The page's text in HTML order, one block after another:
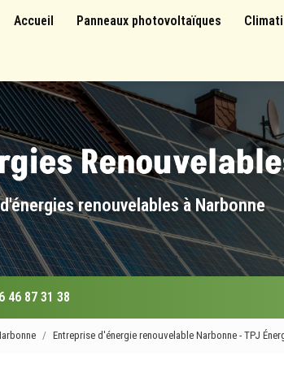
Accueil
Panneaux photovoltaïques
renouvelables à Narbonne
46 87 31 38
Entreprise d'énergie renouvelable Narbonne - TPJ